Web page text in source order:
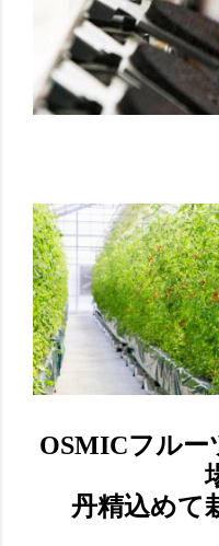
OSMICフルー
丹精込めて